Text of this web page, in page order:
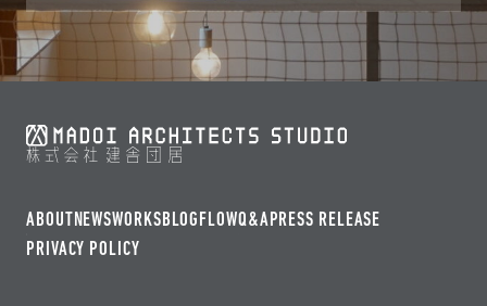
ABOUTNEWSWORKSBLOGFLOWQ&APRESS RELEASE
PRIVACY POLICY